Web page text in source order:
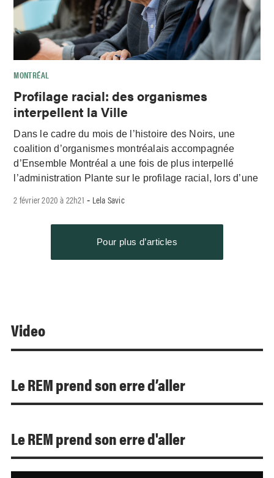
MONTRÉAL
Profilage racial: des organismes
interpellent la Ville
Dans le cadre du mois de l’histoire des Noirs, une
coalition d’organismes montréalais accompagnée
d’Ensemble Montréal a une fois de plus interpellé
l’administration Plante sur le profilage racial, lors d’une
2 février 2020 à 22h21 - Lela Savic
Pour plus d’articles
Video
Le REM prend son erre d’aller
Le REM prend son erre d'aller